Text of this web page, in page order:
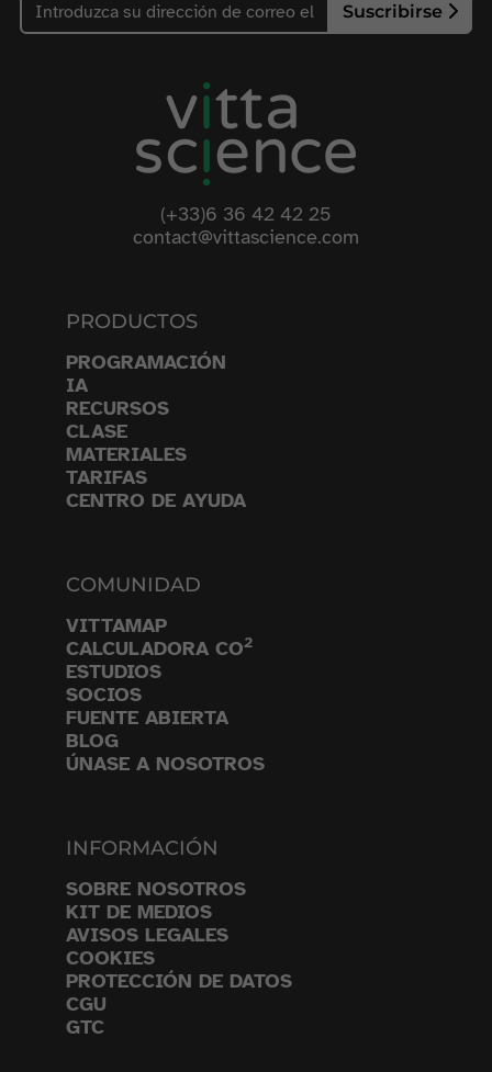
Suscribirse
(+33)6 36 42 42 25
contact@vittascience.com
PRODUCTOS
PROGRAMACIÓN
IA
RECURSOS
CLASE
MATERIALES
TARIFAS
CENTRO DE AYUDA
COMUNIDAD
VITTAMAP
CALCULADORA CO2
ESTUDIOS
SOCIOS
FUENTE ABIERTA
BLOG
ÚNASE A NOSOTROS
INFORMACIÓN
SOBRE NOSOTROS
KIT DE MEDIOS
AVISOS LEGALES
COOKIES
PROTECCIÓN DE DATOS
CGU
GTC